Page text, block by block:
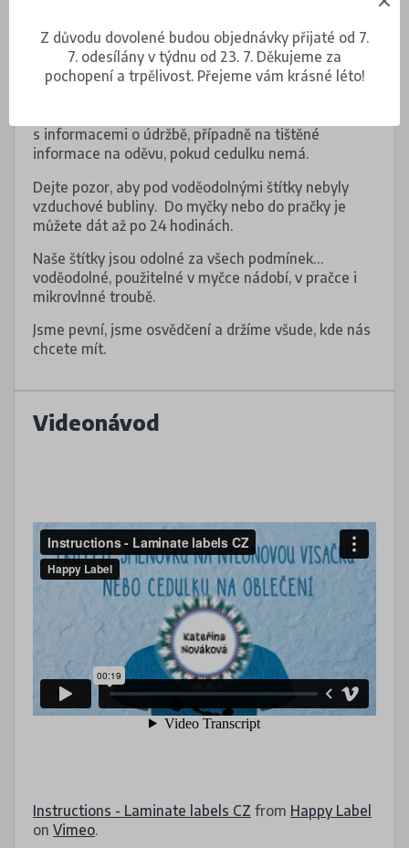
Štítky vhodné do myčky nádobí nalepte na čistý,
suchý a hladký povrch.
s informacemi o údržbě, případně na tištěné
informace na oděvu, pokud cedulku nemá.
Dejte pozor, aby pod voděodolnými štítky nebyly
vzduchové bubliny. Do myčky nebo do pračky je
můžete dát až po 24 hodinách.
Naše štítky jsou odolné za všech podmínek…
voděodolné, použitelné v myčce nádobí, v pračce i
mikrovlnné troubě.
Jsme pevní, jsme osvědčení a držíme všude, kde nás
chcete mít.
Videonávod
Instructions - Laminate labels CZ from Happy Label
on Vimeo.
Z důvodu dovolené budou objednávky přijaté od 7.
7. odesílány v týdnu od 23. 7. Děkujeme za
pochopení a trpělivost. Přejeme vám krásné léto!